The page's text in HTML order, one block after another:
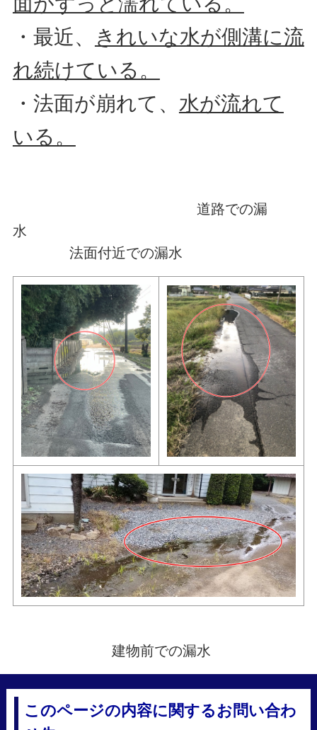
・最近、
きれいな水が側溝に流
れ続けている。
・法面が崩れて、 水が流れて
いる。
道路での漏
水
法面付近での漏水
建物前での漏水
このページの内容に関するお問い合わ